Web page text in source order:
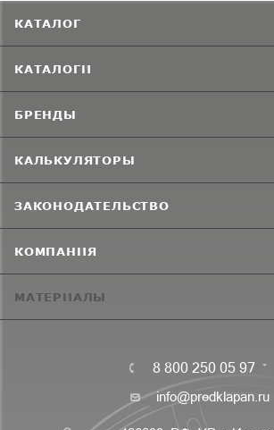
КАТАЛОГ
КАТАЛОГИ
БРЕНДЫ
КАЛЬКУЛЯТОРЫ
ЗАКОНОДАТЕЛЬСТВО
КОМПАНИЯ
МАТЕРИАЛЫ
8 800 250 05 97
info@predklapan.ru